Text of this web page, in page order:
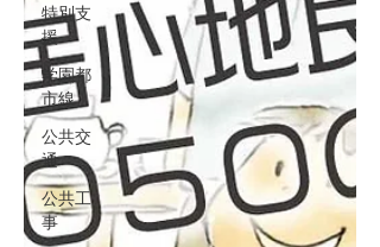
特別支
援
学園都
市線
公共交
通
公共工
事